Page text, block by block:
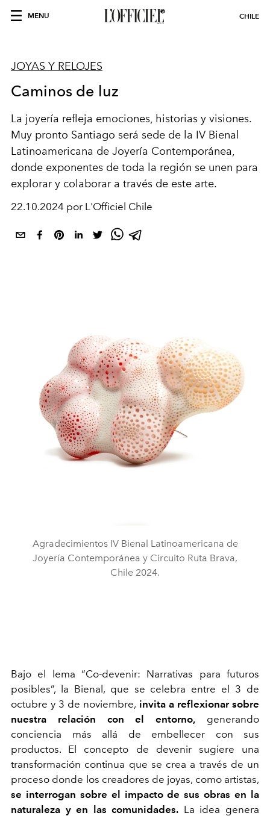
MENU CHILE
JOYAS Y RELOJES
Caminos de luz
La joyería refleja emociones, historias y visiones.
Muy pronto Santiago será sede de la IV Bienal
Latinoamericana de Joyería Contemporánea,
donde exponentes de toda la región se unen para
explorar y colaborar a través de este arte.
22.10.2024 por L'Officiel Chile
Agradecimientos IV Bienal Latinoamericana de
Joyería Contemporánea y Circuito Ruta Brava,
Chile 2024.
Bajo el lema “Co-devenir: Narrativas para futuros
posibles”, la Bienal, que se celebra entre el 3 de
octubre y 3 de noviembre, invita a reflexionar sobre
nuestra relación con el entorno, generando
conciencia más allá de embellecer con sus
productos. El concepto de devenir sugiere una
transformación continua que se crea a través de un
proceso donde los creadores de joyas, como artistas,
se interrogan sobre el impacto de sus obras en la
naturaleza y en las comunidades. La idea genera